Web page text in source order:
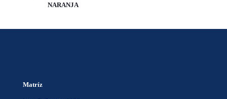
NARANJA
Matríz